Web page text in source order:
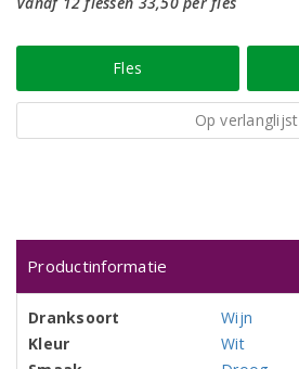
Fles
Op verlanglijst
Productinformatie
Dranksoort
Wijn
Kleur
Wit